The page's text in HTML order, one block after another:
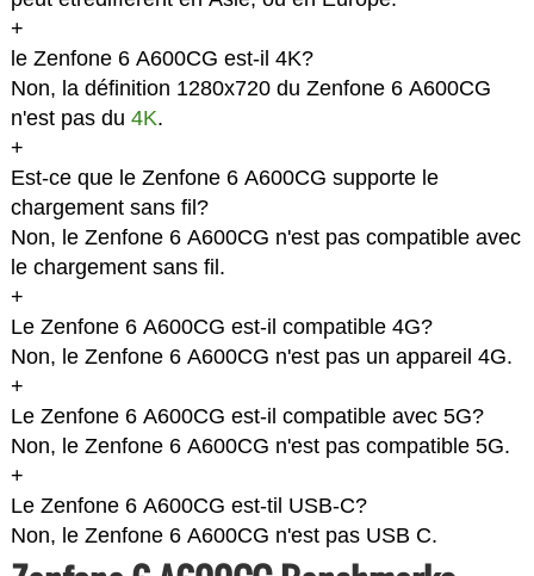
+
le Zenfone 6 A600CG est-il 4K?
Non, la définition 1280x720 du Zenfone 6 A600CG
n'est pas du 4K.
+
Est-ce que le Zenfone 6 A600CG supporte le
chargement sans fil?
Non, le Zenfone 6 A600CG n'est pas compatible avec
le chargement sans fil.
+
Le Zenfone 6 A600CG est-il compatible 4G?
Non, le Zenfone 6 A600CG n'est pas un appareil 4G.
+
Le Zenfone 6 A600CG est-il compatible avec 5G?
Non, le Zenfone 6 A600CG n'est pas compatible 5G.
+
Le Zenfone 6 A600CG est-til USB-C?
Non, le Zenfone 6 A600CG n'est pas USB C.